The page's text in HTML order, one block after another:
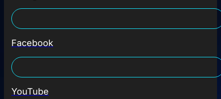
Facebook
YouTube